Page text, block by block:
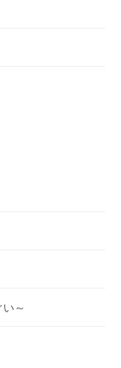
～